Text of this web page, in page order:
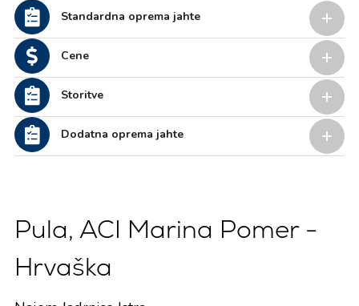
Standardna oprema jahte
Cene
Storitve
Dodatna oprema jahte
Pula, ACI Marina Pomer -
Hrvaška